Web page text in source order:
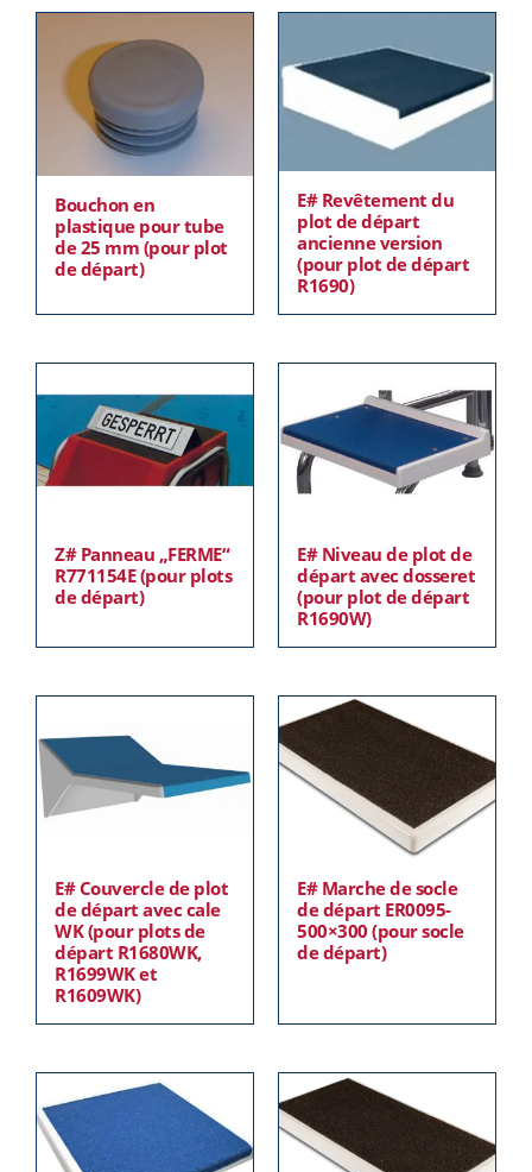
Bouchon en
plastique pour tube
de 25 mm (pour plot
de départ)
E# Revêtement du
plot de départ
ancienne version
(pour plot de départ
R1690)
Z# Panneau „FERME“
R771154E (pour plots
de départ)
E# Niveau de plot de
départ avec dosseret
(pour plot de départ
R1690W)
E# Couvercle de plot
de départ avec cale
WK (pour plots de
départ R1680WK,
R1699WK et
R1609WK)
E# Marche de socle
de départ ER0095-
500×300 (pour socle
de départ)